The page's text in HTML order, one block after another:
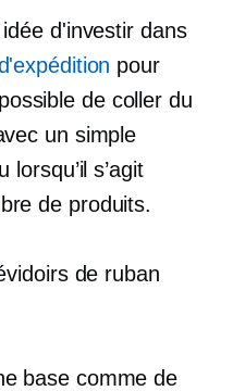
d'investir dans
pour
de coller du
un simple
s’agit
de produits.
de ruban
base comme de